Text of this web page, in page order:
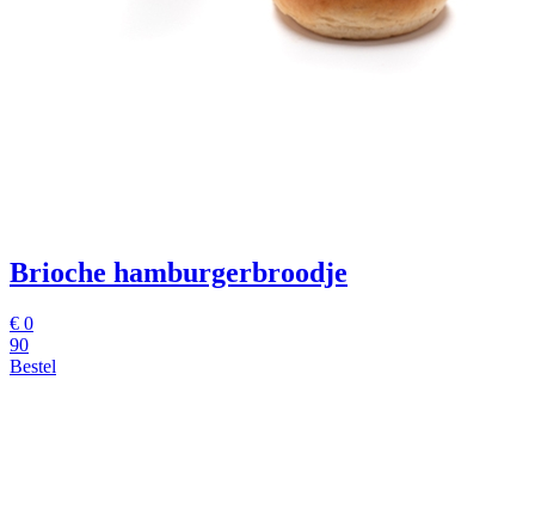
Brioche hamburgerbroodje
€ 0
90
Bestel